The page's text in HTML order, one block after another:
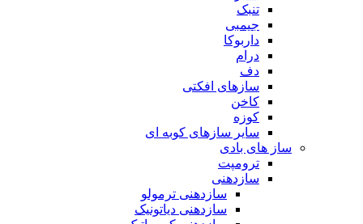
تنبک
جیمبی
داربوکا
درام
دف
سازهای افکتی
کاخن
کوزه
سایر سازهای کوبه ای
ساز های بادی
ترومپت
سازدهنی
سازدهنی ترمولو
سازدهنی دیاتونیک